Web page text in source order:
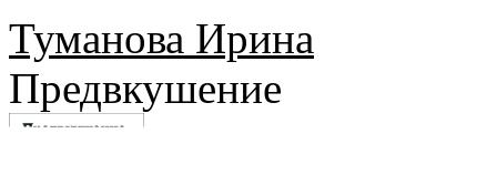
Туманова Ирина
Предвкушение